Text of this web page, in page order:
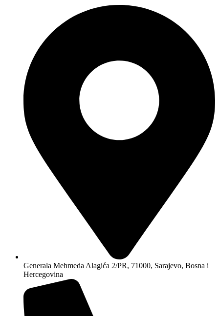
Generala Mehmeda Alagića 2/PR, 71000, Sarajevo, Bosna i
Hercegovina